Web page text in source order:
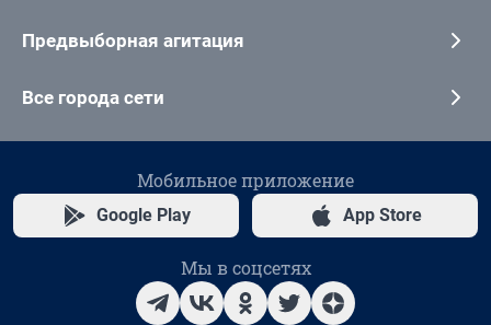
Предвыборная агитация
Все города сети
Мобильное приложение
Google Play App Store
Мы в соцсетях